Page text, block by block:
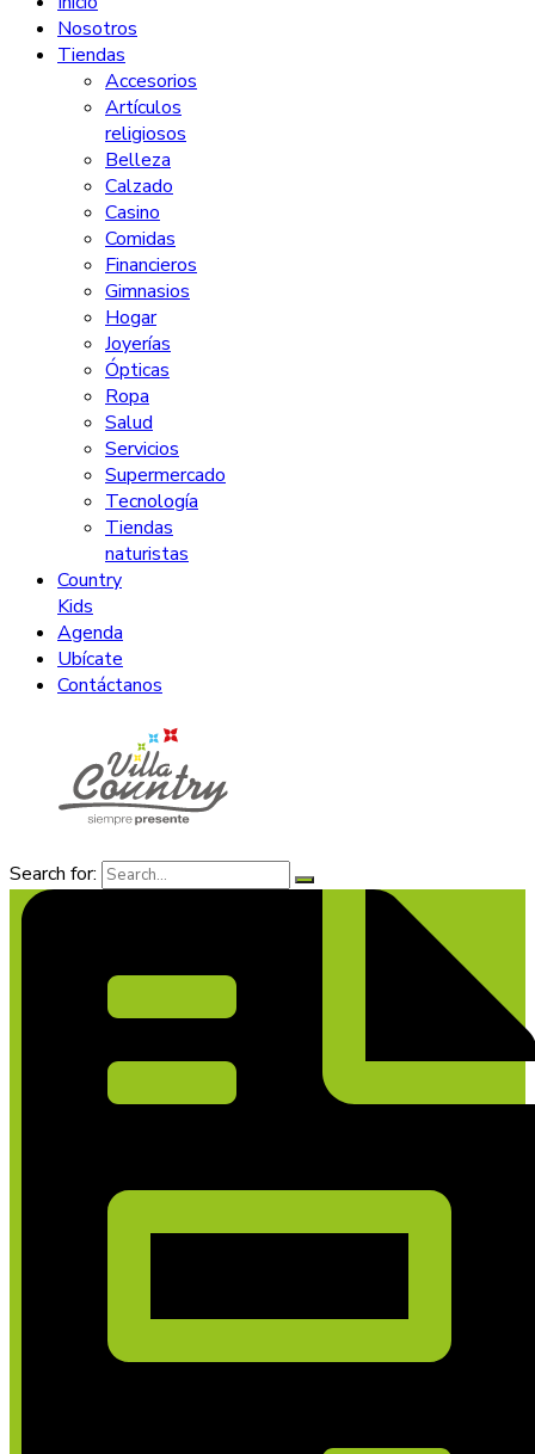
Nosotros
Tiendas
Accesorios
Artículos
religiosos
Belleza
Calzado
Casino
Comidas
Financieros
Gimnasios
Hogar
Joyerías
Ópticas
Ropa
Salud
Servicios
Supermercado
Tecnología
Tiendas
naturistas
Country
Kids
Agenda
Ubícate
Contáctanos
Search for: